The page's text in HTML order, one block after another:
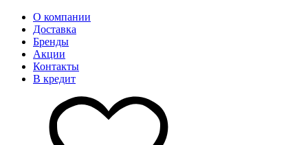
О компании
Доставка
Бренды
Акции
Контакты
В кредит